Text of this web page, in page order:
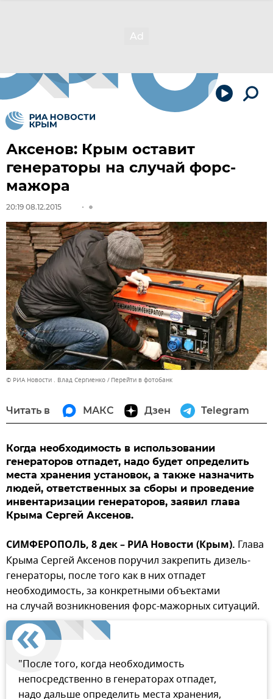
Аксенов: Крым оставит
генераторы на случай форс-
мажора
20:19 08.12.2015
© РИА Новости . Влад Сергиенко Перейти в фотобанк
Читать в МАКС Дзен Telegram
Когда необходимость в использовании
генераторов отпадет, надо будет определить
места хранения установок, а также назначить
людей, ответственных за сборы и проведение
инвентаризации генераторов, заявил глава
Крыма Сергей Аксенов.
СИМФЕРОПОЛЬ, 8 дек – РИА Новости (Крым). Глава
Крыма Сергей Аксенов поручил закрепить дизель-
генераторы, после того как в них отпадет
необходимость, за конкретными объектами
на случай возникновения форс-мажорных ситуаций.
"После того, когда необходимость
непосредственно в генераторах отпадет,
надо дальше определить места хранения,